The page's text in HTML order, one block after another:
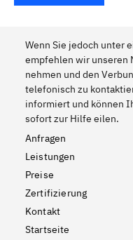
Wenn Sie jedoch unter
empfehlen wir unseren
nehmen und den
telefonisch zu
informiert und können
sofort zur Hilfe eilen.
Anfragen
Leistungen
Preise
Zertifizierung
Kontakt
Startseite